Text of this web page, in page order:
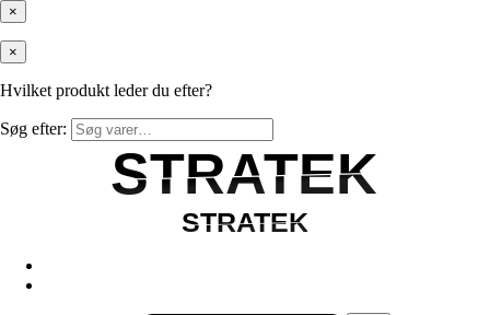
×
×
Hvilket produkt leder du efter?
Søg efter:
STRATEK
STRATEK
STRATEK
STRATEK